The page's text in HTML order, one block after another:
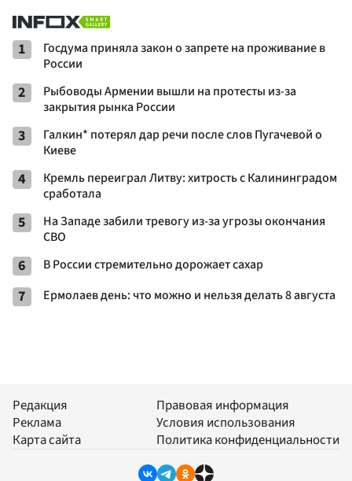
1
Госдума приняла закон о запрете на проживание в
России
2
Рыбоводы Армении вышли на протесты из-за
закрытия рынка России
3
Галкин* потерял дар речи после слов Пугачевой о
Киеве
4
Кремль переиграл Литву: хитрость с Калининградом
сработала
5
На Западе забили тревогу из-за угрозы окончания
СВО
6 В России стремительно дорожает сахар
7 Ермолаев день: что можно и нельзя делать 8 августа
Редакция
Реклама
Карта сайта
Правовая информация
Условия использования
Политика конфиденциальности